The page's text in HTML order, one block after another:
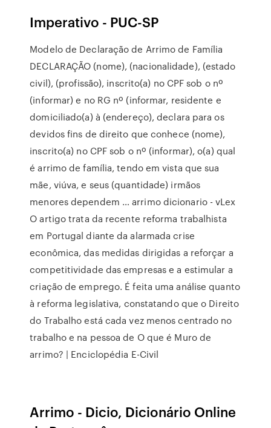
Imperativo - PUC-SP
Modelo de Declaração de Arrimo de Família
DECLARAÇÃO (nome), (nacionalidade), (estado
civil), (profissão), inscrito(a) no CPF sob o nº
(informar) e no RG nº (informar, residente e
domiciliado(a) à (endereço), declara para os
devidos fins de direito que conhece (nome),
inscrito(a) no CPF sob o nº (informar), o(a) qual
é arrimo de família, tendo em vista que sua
mãe, viúva, e seus (quantidade) irmãos
menores dependem … arrimo dicionario - vLex
O artigo trata da recente reforma trabalhista
em Portugal diante da alarmada crise
econômica, das medidas dirigidas a reforçar a
competitividade das empresas e a estimular a
criação de emprego. É feita uma análise quanto
à reforma legislativa, constatando que o Direito
do Trabalho está cada vez menos centrado no
trabalho e na pessoa de O que é Muro de
arrimo? | Enciclopédia E-Civil
Arrimo - Dicio, Dicionário Online